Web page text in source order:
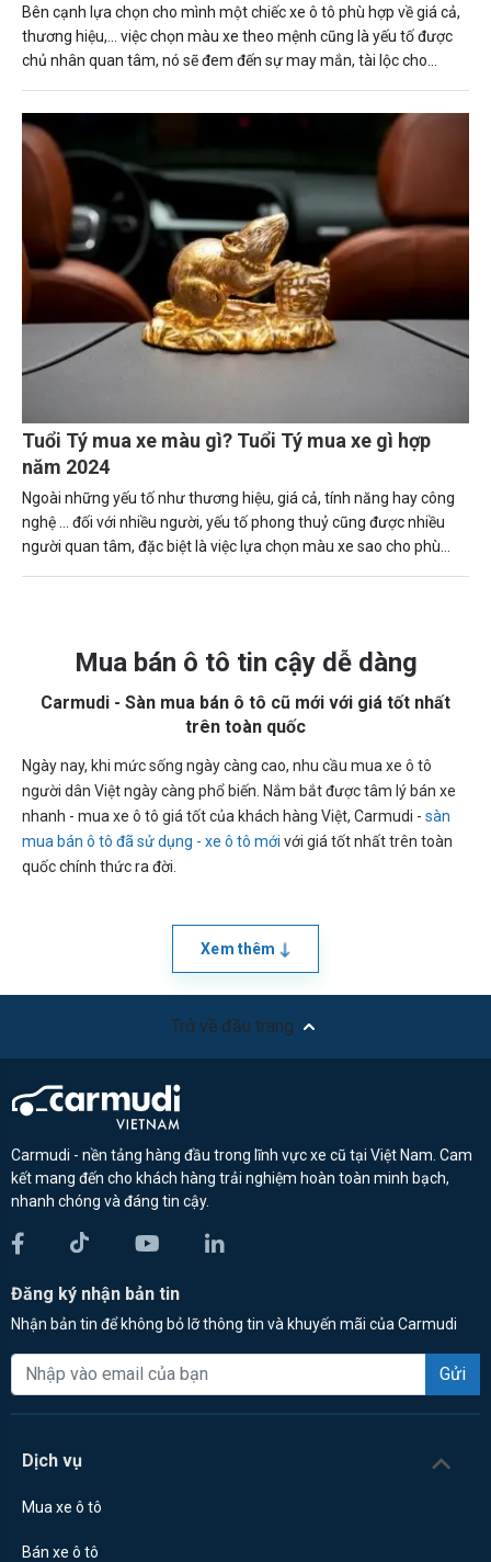
Bên cạnh lựa chọn cho mình một chiếc xe ô tô phù hợp về giá cả,
thương hiệu,... việc chọn màu xe theo mệnh cũng là yếu tố được
chủ nhân quan tâm, nó sẽ đem đến sự may mắn, tài lộc cho
Mậu Thìn, Nhâm Thìn) mua được chiếc xe ô tô phù hợp. Tuổi thìn
hợp xe màu gì sẽ mang lại may mắn và tài lộc cho gia chủ.
Tuổi Tý mua xe màu gì? Tuổi Tý mua xe gì hợp
năm 2024
Ngoài những yếu tố như thương hiệu, giá cả, tính năng hay công
nghệ … đối với nhiều người, yếu tố phong thuỷ cũng được nhiều
người quan tâm, đặc biệt là việc lựa chọn màu xe sao cho phù
Mua bán ô tô tin cậy dễ dàng
Carmudi - Sàn mua bán ô tô cũ mới với giá tốt nhất
trên toàn quốc
Ngày nay, khi mức sống ngày càng cao, nhu cầu mua xe ô tô
người dân Việt ngày càng phổ biến. Nắm bắt được tâm lý bán xe
nhanh - mua xe ô tô giá tốt của khách hàng Việt, Carmudi - sàn
mua bán ô tô đã sử dụng - xe ô tô mới với giá tốt nhất trên toàn
quốc chính thức ra đời.
Xem thêm
Trở về đầu trang
Carmudi - nền tảng hàng đầu trong lĩnh vực xe cũ tại Việt Nam. Cam
kết mang đến cho khách hàng trải nghiệm hoàn toàn minh bạch,
nhanh chóng và đáng tin cậy.
Đăng ký nhận bản tin
Nhận bản tin để không bỏ lỡ thông tin và khuyến mãi của Carmudi
Gửi
Dịch vụ
Mua xe ô tô
Bán xe ô tô